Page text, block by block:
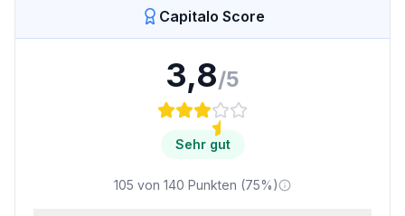
Capitalo Score
3,8/5
Sehr gut
105 von 140 Punkten (75%)